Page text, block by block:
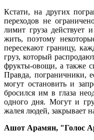
Кстати, на других
переходов не
лимит груза
жить, поэтому
пересекают границу,
груз, который
фрукты-овощи, а также
Правда, пограничники,
могут остановить и
бросился им в глаза
одного дня. Могут и
жалея людей, закрывает
Ашот Арамян, "Голос